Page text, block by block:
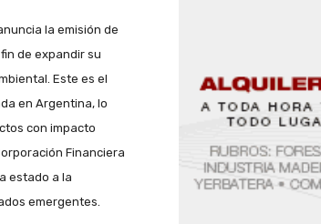
la emisión de
de expandir su
Este es el
en Argentina, lo
con impacto
Financiera
estado a la
emergentes.